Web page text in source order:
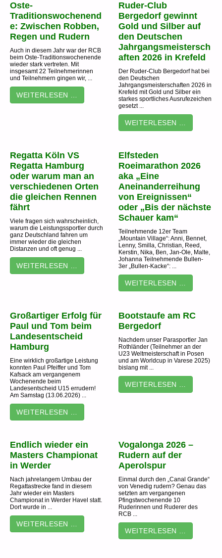
Oste-
Traditionswochenend
e: Zwischen Robben,
Regen und Rudern
Auch in diesem Jahr war der RCB
beim Oste-Traditionswochenende
wieder stark vertreten. Mit
insgesamt 22 Teilnehmerinnen
und Teilnehmern gingen wir, ...
WEITERLESEN …
Ruder-Club
Bergedorf gewinnt
Gold und Silber auf
den Deutschen
Jahrgangsmeistersch
aften 2026 in Krefeld
Der Ruder-Club Bergedorf hat bei
den Deutschen
Jahrgangsmeisterschaften 2026 in
Krefeld mit Gold und Silber ein
starkes sportliches Ausrufezeichen
gesetzt ...
WEITERLESEN …
Regatta Köln VS
Regatta Hamburg
oder warum man an
verschiedenen Orten
die gleichen Rennen
fährt
Viele fragen sich wahrscheinlich,
warum die Leistungssportler durch
ganz Deutschland fahren um
immer wieder die gleichen
Distanzen und oft genug ...
WEITERLESEN …
Elfsteden
Roeimarathon 2026
aka „Eine
Aneinanderreihung
von Ereignissen“
oder „Bis der nächste
Schauer kam“
Teilnehmende 12er Team
„Mountain Village“: Anni, Bennet,
Lenny, Smilla, Christian, Reed,
Kerstin, Nika, Ben, Jan-Ole, Malte,
Johanna Teilnehmende Bullen-
3er „Bullen-Kacke“: ...
WEITERLESEN …
Großartiger Erfolg für
Paul und Tom beim
Landesentscheid
Hamburg
Eine wirklich großartige Leistung
konnten Paul Pfeiffer und Tom
Kafsack am vergangenem
Wochenende beim
Landesentscheid U15 errudern!
Am Samstag (13.06.2026) ...
WEITERLESEN …
Bootstaufe am RC
Bergedorf
Nachdem unser Parasportler Jan
Rothländer (Teilnehmer an der
U23 Weltmeisterschaft in Posen
und am Worldcup in Varese 2025)
bislang mit ...
WEITERLESEN …
Endlich wieder ein
Masters Championat
in Werder
Nach jahrelangem Umbau der
Regattastrecke fand in diesem
Jahr wieder ein Masters
Championat in Werder Havel statt.
Dort wurde in ...
WEITERLESEN …
Vogalonga 2026 –
Rudern auf der
Aperolspur
Einmal durch den „Canal Grande“
von Venedig rudern? Genau das
setzten am vergangenen
Pfingstwochenende 10
Ruderinnen und Ruderer des
RCB ...
WEITERLESEN …